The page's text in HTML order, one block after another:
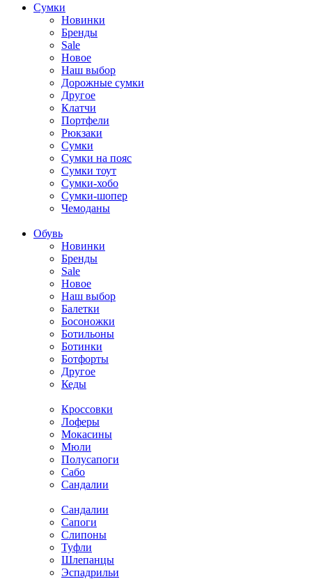
Cумки
Новинки
Бренды
Sale
Новое
Наш выбор
Дорожные сумки
Другое
Клатчи
Портфели
Рюкзаки
Сумки
Сумки на пояс
Сумки тоут
Сумки-хобо
Сумки-шопер
Чемоданы
Обувь
Новинки
Бренды
Sale
Новое
Наш выбор
Балетки
Босоножки
Ботильоны
Ботинки
Ботфорты
Другое
Кеды
Кроссовки
Лоферы
Мокасины
Мюли
Полусапоги
Сабо
Сандалии
Сандалии
Сапоги
Слипоны
Туфли
Шлепанцы
Эспадрильи